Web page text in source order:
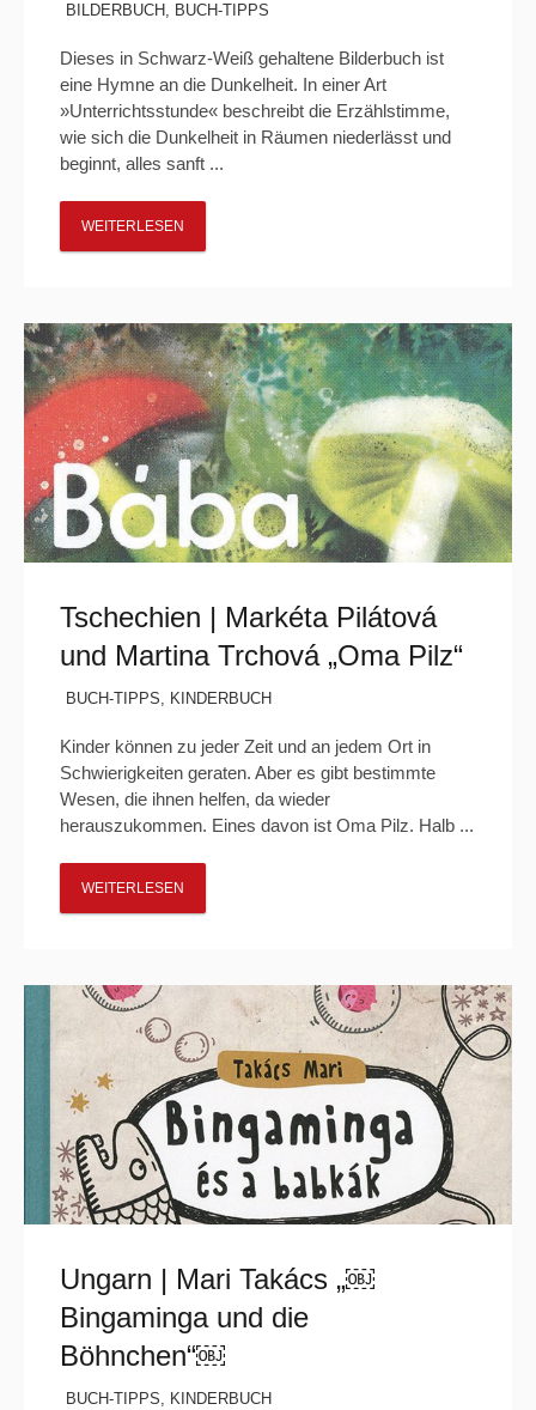
BILDERBUCH , BUCH-TIPPS
Dieses in Schwarz-Weiß gehaltene Bilderbuch ist
eine Hymne an die Dunkelheit. In einer Art
»Unterrichtsstunde« beschreibt die Erzählstimme,
wie sich die Dunkelheit in Räumen niederlässt und
beginnt, alles sanft ...
WEITERLESEN
Tschechien | Markéta Pilátová
und Martina Trchová „Oma Pilz“
BUCH-TIPPS, KINDERBUCH
Kinder können zu jeder Zeit und an jedem Ort in
Schwierigkeiten geraten. Aber es gibt bestimmte
Wesen, die ihnen helfen, da wieder
herauszukommen. Eines davon ist Oma Pilz. Halb ...
WEITERLESEN
Ungarn | Mari Takács „￼
Bingaminga und die
Böhnchen“￼
BUCH-TIPPS, KINDERBUCH